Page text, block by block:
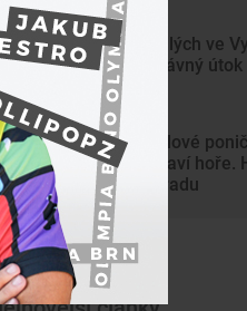
Gang nezletilých ve
dořádil. Nedávný
kriminalisté
Mladí vandalové
Marsu na Kraví hoře.
zařídila náhradu